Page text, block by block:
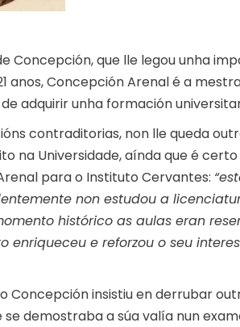
Concepción, que lle legou unha
anos, Concepción Arenal é a
adquirir unha formación
contraditorias, non lle queda
na Universidade, aínda que é
para o Instituto Cervantes:
non estudou a
histórico as aulas eran
enriqueceu e reforzou o seu
Concepción insistiu en derrubar
demostraba a súa valía nun